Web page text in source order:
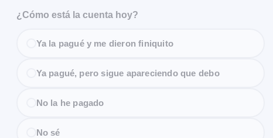
¿Cómo está la cuenta hoy?
Ya la pagué y me dieron finiquito
Ya pagué, pero sigue apareciendo que debo
No la he pagado
No sé